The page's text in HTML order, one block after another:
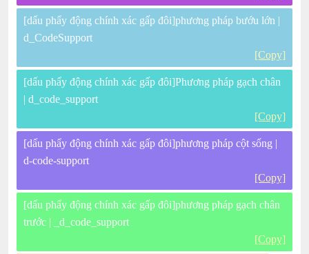
[dấu phẩy động chính xác gấp đôi]phương pháp bướu lớn |
d_CodeSupport
[Copy]
[dấu phẩy động chính xác gấp đôi]Phương pháp gạch chân
| d_code_support
[Copy]
[dấu phẩy động chính xác gấp đôi]phương pháp cột sống |
d-code-support
[Copy]
[dấu phẩy động chính xác gấp đôi]phương pháp gạch chân
trước | _d_code_support
[Copy]